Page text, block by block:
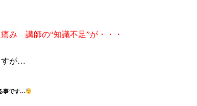
み 講師の“知識不足”が・・・
すが…
事です…